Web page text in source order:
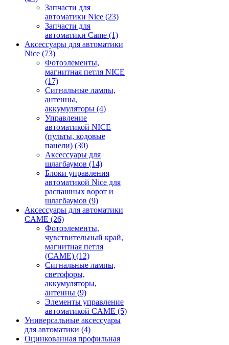
Запчасти для
автоматики Nice (23)
Запчасти для
автоматики Came (1)
Аксессуары для автоматики
Nice (73)
Фотоэлементы,
магнитная петля NICE
(17)
Сигнальные лампы,
антенны,
аккумуляторы (4)
Управление
автоматикой NICE
(пульты, кодовые
панели) (30)
Аксессуары для
шлагбаумов (14)
Блоки управления
автоматикой Nice для
распашных ворот и
шлагбаумов (9)
Аксессуары для автоматики
CAME (26)
Фотоэлементы,
чувствительный край,
магнитная петля
(CAME) (12)
Сигнальные лампы,
светофоры,
аккумуляторы,
антенны (9)
Элементы управление
автоматикой CAME (5)
Универсальные аксессуары
для автоматики (4)
Оцинкованная профильная